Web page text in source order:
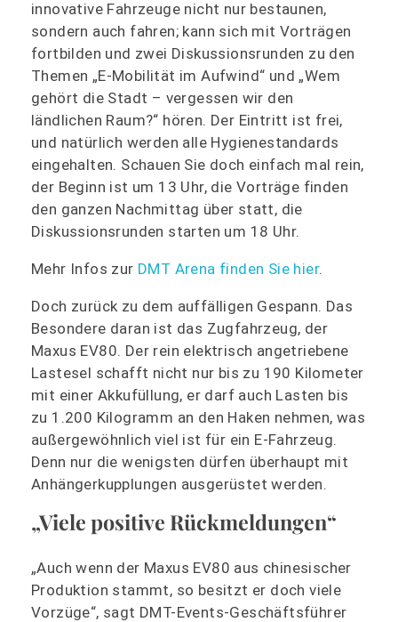
innovative Fahrzeuge nicht nur bestaunen,
sondern auch fahren; kann sich mit Vorträgen
fortbilden und zwei Diskussionsrunden zu den
Themen „E-Mobilität im Aufwind“ und „Wem
gehört die Stadt – vergessen wir den
ländlichen Raum?“ hören. Der Eintritt ist frei,
und natürlich werden alle Hygienestandards
eingehalten. Schauen Sie doch einfach mal rein,
der Beginn ist um 13 Uhr, die Vorträge finden
den ganzen Nachmittag über statt, die
Diskussionsrunden starten um 18 Uhr.
Mehr Infos zur DMT Arena finden Sie hier.
Doch zurück zu dem auffälligen Gespann. Das
Besondere daran ist das Zugfahrzeug, der
Maxus EV80. Der rein elektrisch angetriebene
Lastesel schafft nicht nur bis zu 190 Kilometer
mit einer Akkufüllung, er darf auch Lasten bis
zu 1.200 Kilogramm an den Haken nehmen, was
außergewöhnlich viel ist für ein E-Fahrzeug.
Denn nur die wenigsten dürfen überhaupt mit
Anhängerkupplungen ausgerüstet werden.
„Viele positive Rückmeldungen“
„Auch wenn der Maxus EV80 aus chinesischer
Produktion stammt, so besitzt er doch viele
Vorzüge“, sagt DMT-Events-Geschäftsführer